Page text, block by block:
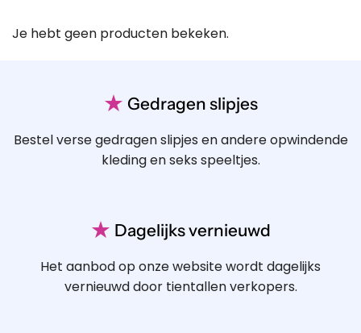
Je hebt geen producten bekeken.
★ Gedragen slipjes
Bestel verse gedragen slipjes en andere opwindende
kleding en seks speeltjes.
★ Dagelijks vernieuwd
Het aanbod op onze website wordt dagelijks
vernieuwd door tientallen verkopers.